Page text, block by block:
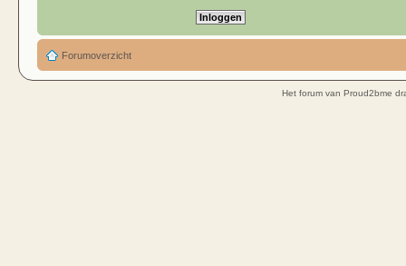
Forumoverzicht
Het forum van Proud2bme